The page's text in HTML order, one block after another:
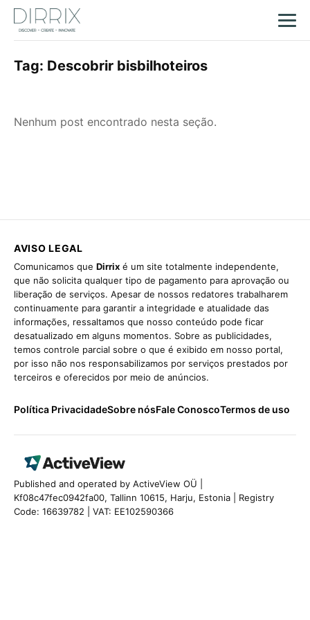
Tag: Descobrir bisbilhoteiros
Nenhum post encontrado nesta seção.
AVISO LEGAL
Comunicamos que Dirrix é um site totalmente independente,
que não solicita qualquer tipo de pagamento para aprovação ou
liberação de serviços. Apesar de nossos redatores trabalharem
continuamente para garantir a integridade e atualidade das
informações, ressaltamos que nosso conteúdo pode ficar
desatualizado em alguns momentos. Sobre as publicidades,
temos controle parcial sobre o que é exibido em nosso portal,
por isso não nos responsabilizamos por serviços prestados por
terceiros e oferecidos por meio de anúncios.
Política PrivacidadeSobre nósFale ConoscoTermos de uso
Published and operated by ActiveView OÜ |
Kf08c47fec0942fa00, Tallinn 10615, Harju, Estonia | Registry
Code: 16639782 | VAT: EE102590366